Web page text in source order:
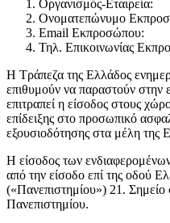
Οργανισμός-Εταιρεία:
Ονοματεπώνυμο
Email Εκπροσώπου:
Τηλ. Επικοινωνίας
Η Τράπεζα της Ελλάδος
επιθυμούν να παραστούν στην
επιτραπεί η είσοδος στους
επίδειξης στο προσωπικό
εξουσιοδότησης στα μέλη της
Η είσοδος των
από την είσοδο επί της οδού
(«Πανεπιστημίου») 21. Σημείο
Πανεπιστημίου.